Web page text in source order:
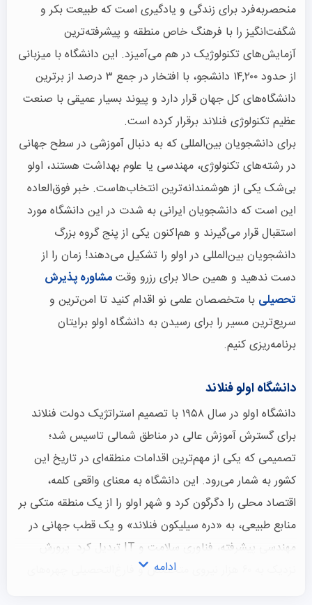
منحصربه‌فرد برای زندگی و یادگیری است که طبیعت بکر و
شگفت‌انگیز را با فرهنگ خاص منطقه و پیشرفته‌ترین
آزمایش‌های تکنولوژیک در هم می‌آمیزد. این دانشگاه با میزبانی
از حدود ۱۴,۲۰۰ دانشجو، با افتخار در جمع ۳ درصد از برترین
دانشگاه‌های کل جهان قرار دارد و پیوند بسیار عمیقی با صنعت
عظیم تکنولوژی فنلاند برقرار کرده است.
برای دانشجویان بین‌المللی که به دنبال آموزشی در سطح جهانی
در رشته‌های تکنولوژی، مهندسی یا علوم بهداشت هستند، اولو
بی‌شک یکی از هوشمندانه‌ترین انتخاب‌هاست. خبر فوق‌العاده
این است که دانشجویان ایرانی به شدت در این دانشگاه مورد
استقبال قرار می‌گیرند و هم‌اکنون یکی از پنج گروه بزرگ
دانشجویان بین‌المللی در اولو را تشکیل می‌دهند! زمان را از
دست ندهید و همین حالا برای رزرو وقتمشاوره پذیرش
تحصیلی با متخصصان علمی نو اقدام کنید تا امن‌ترین و
سریع‌ترین مسیر را برای رسیدن به دانشگاه اولو برایتان
برنامه‌ریزی کنیم.
دانشگاه اولو فنلاند
دانشگاه اولو در سال ۱۹۵۸ با تصمیم استراتژیک دولت فنلاند
برای گسترش آموزش عالی در مناطق شمالی تاسیس شد؛
تصمیمی که یکی از مهم‌ترین اقدامات منطقه‌ای در تاریخ این
کشور به شمار می‌رود. این دانشگاه به معنای واقعی کلمه،
اقتصاد محلی را دگرگون کرد و شهر اولو را از یک منطقه متکی بر
منابع طبیعی، به «دره سیلیکون فنلاند» و یک قطب جهانی در
مهندسی پیشرفته، فناوری سلامت و IT تبدیل کرد. پرورش
نزدیک به ۶۰ هزار نیروی متخصص و فارغ‌التحصیلی چهره‌های
ادامه